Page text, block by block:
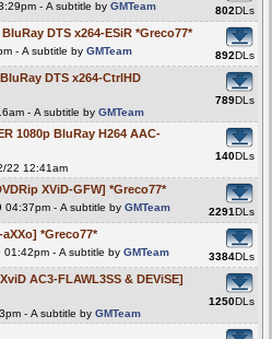
- A subtitle by GMTeam 802DLs
DTS x264-ESiR *Greco77*
- A subtitle by GMTeam 892DLs
DTS x264-CtrlHD
- A subtitle by GMTeam
789DLs
1080p BluRay H264 AAC-
22 12:41am
140DLs
XViD-GFW] *Greco77*
04:37pm - A subtitle by GMTeam 2291DLs
*Greco77*
- A subtitle by GMTeam 3384DLs
AC3-FLAWL3SS & DEViSE]
- A subtitle by GMTeam
1250DLs